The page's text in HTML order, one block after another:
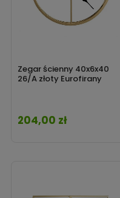
Zegar ścienny 40x6x40
26/A złoty Eurofirany
Cena
204,00 zł